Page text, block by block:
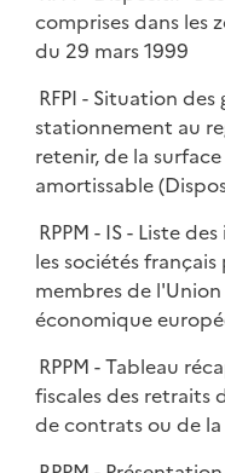
comprises dans les
du 29 mars 1999
RFPI - Situation
stationnement au
retenir, de la
amortissable
RPPM - IS - Liste
les sociétés
membres de
économique
RPPM - Tableau
fiscales des retraits
de contrats ou de